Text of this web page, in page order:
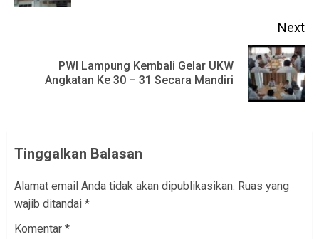
Next
PWI Lampung Kembali Gelar UKW
Angkatan Ke 30 – 31 Secara Mandiri
Tinggalkan Balasan
Alamat email Anda tidak akan dipublikasikan. Ruas yang
wajib ditandai *
Komentar *